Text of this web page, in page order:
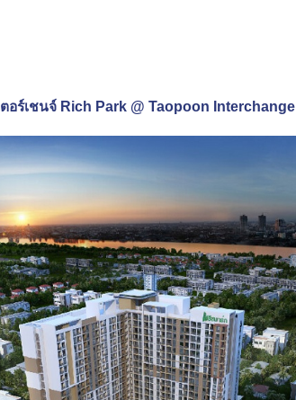
อร์เชนจ์ Rich Park @ Taopoon Interchange